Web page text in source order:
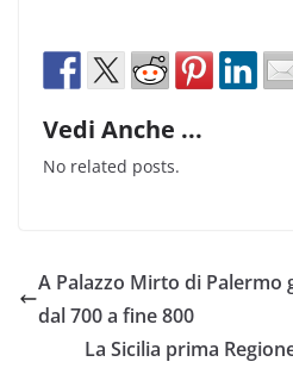
Vedi Anche ...
No related posts.
A Palazzo Mirto di Palermo
dal 700 a fine 800
La Sicilia prima